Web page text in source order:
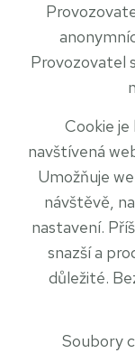
Provozovatel
Cookie
navštívená
Umožňuje
návštěvě,
nastavení.
snazší a
důležité.
Soubory